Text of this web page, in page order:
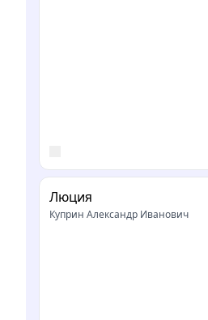
Люция
Куприн Александр Иванович